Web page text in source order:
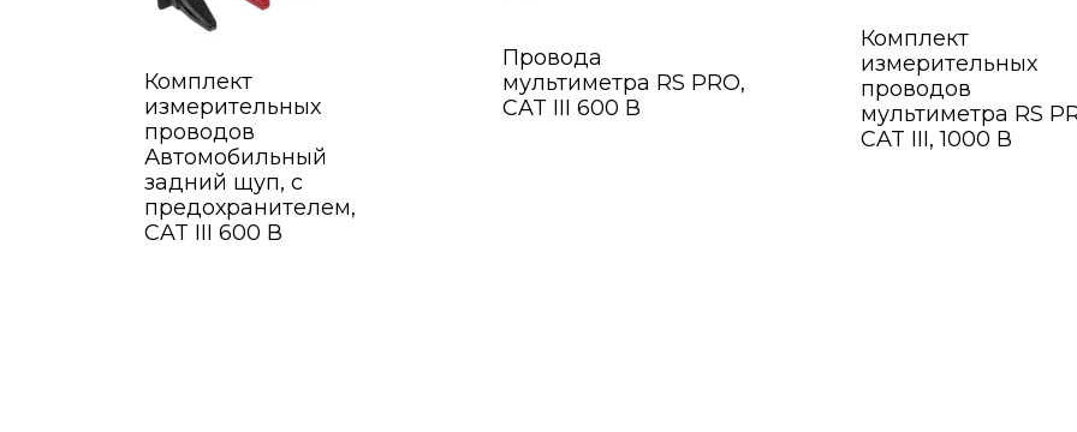
Комплект
измерительных
проводов
Автомобильный
задний щуп, с
предохранителем,
CAT III 600 В
Провода
мультиметра RS PRO,
CAT III 600 В
Комплект
измерительных
проводов
мультиметра RS
CAT III, 1000 В